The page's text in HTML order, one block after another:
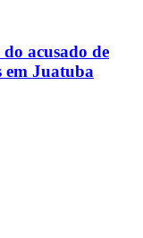
acusado de
em Juatuba